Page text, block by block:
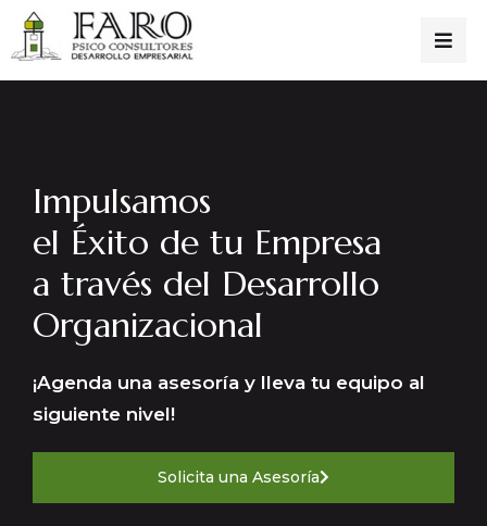
Impulsamos
el Éxito de tu Empresa
a través del Desarrollo
Organizacional
¡Agenda una asesoría y lleva tu equipo al
siguiente nivel!
Solicita una Asesoría